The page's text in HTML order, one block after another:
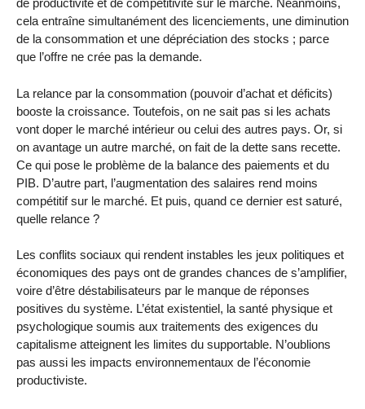
cela entraîne simultanément des licenciements, une diminution
de la consommation et une dépréciation des stocks ; parce
que l’offre ne crée pas la demande.
La relance par la consommation (pouvoir d’achat et déficits)
booste la croissance. Toutefois, on ne sait pas si les achats
vont doper le marché intérieur ou celui des autres pays. Or, si
on avantage un autre marché, on fait de la dette sans recette.
Ce qui pose le problème de la balance des paiements et du
PIB. D’autre part, l’augmentation des salaires rend moins
compétitif sur le marché. Et puis, quand ce dernier est saturé,
quelle relance ?
Les conflits sociaux qui rendent instables les jeux politiques et
économiques des pays ont de grandes chances de s’amplifier,
voire d’être déstabilisateurs par le manque de réponses
positives du système. L’état existentiel, la santé physique et
psychologique soumis aux traitements des exigences du
capitalisme atteignent les limites du supportable. N’oublions
pas aussi les impacts environnementaux de l’économie
productiviste.